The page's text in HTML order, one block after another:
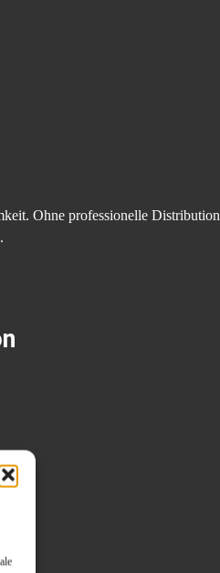
Ohne professionelle Distribution